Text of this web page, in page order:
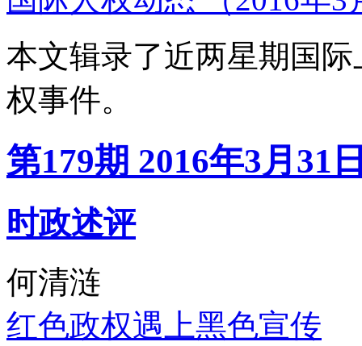
本文辑录了近两星期国
权事件。
第179期 2016年3月31
时政述评
何清涟
红色政权遇上黑色宣传